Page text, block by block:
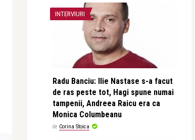
INTERVIURI
Radu Banciu: Ilie Nastase s-a facut
de ras peste tot, Hagi spune numai
tampenii, Andreea Raicu era ca
Monica Columbeanu
de Corina Stoica